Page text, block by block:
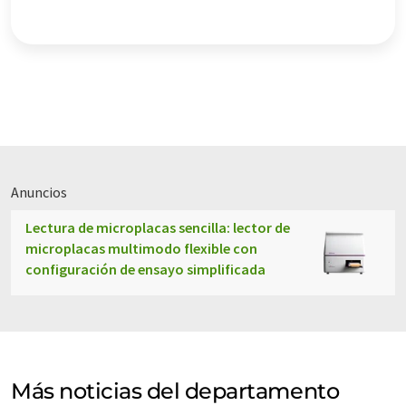
Anuncios
Lectura de microplacas sencilla: lector de
microplacas multimodo flexible con
configuración de ensayo simplificada
Más noticias del departamento